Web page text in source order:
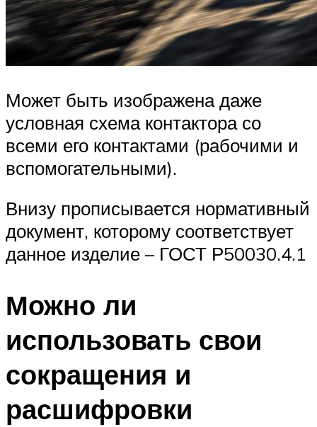
Может быть изображена даже
условная схема контактора со
всеми его контактами (рабочими и
вспомогательными).
Внизу прописывается нормативный
документ, которому соответствует
данное изделие – ГОСТ Р50030.4.1
Можно ли
использовать свои
сокращения и
расшифровки